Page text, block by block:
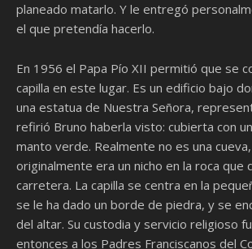
planeado matarlo. Y le entregó
el que pretendía hacerlo.
En 1956 el Papa Pío XII permitió que se
capilla en este lugar. Es un edificio bajo
una estatua de Nuestra Señora,
refirió Bruno haberla visto: cubierta con
manto verde. Realmente no es una
originalmente era un nicho en la roca que
carretera. La capilla se centra en la
se le ha dado un borde de piedra, y se
del altar. Su custodia y servicio religioso
entonces a los Padres Franciscanos del